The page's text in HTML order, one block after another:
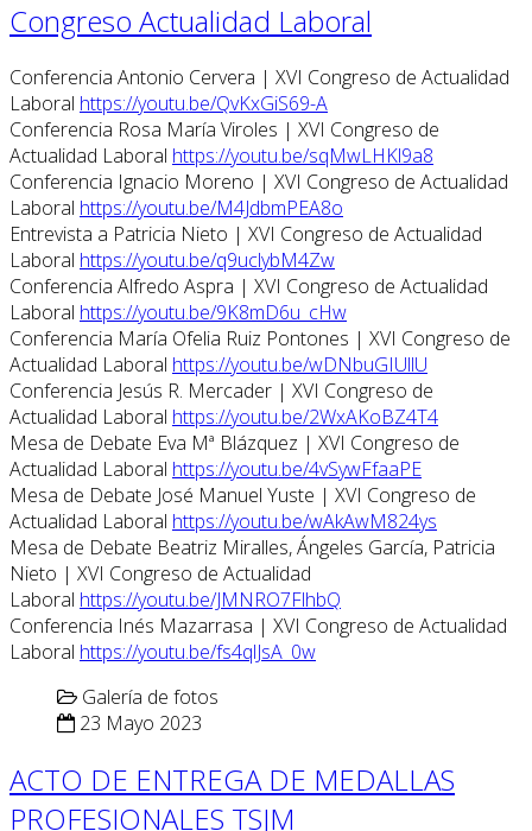
Congreso Actualidad Laboral
Conferencia Antonio Cervera | XVI Congreso de Actualidad
Laboral https://youtu.be/QvKxGiS69-A
Conferencia Rosa María Viroles | XVI Congreso de
Actualidad Laboral https://youtu.be/sqMwLHKl9a8
Conferencia Ignacio Moreno | XVI Congreso de Actualidad
Laboral https://youtu.be/M4JdbmPEA8o
Entrevista a Patricia Nieto | XVI Congreso de Actualidad
Laboral https://youtu.be/q9uclybM4Zw
Conferencia Alfredo Aspra | XVI Congreso de Actualidad
Laboral https://youtu.be/9K8mD6u_cHw
Conferencia María Ofelia Ruiz Pontones | XVI Congreso de
Actualidad Laboral https://youtu.be/wDNbuGIUllU
Conferencia Jesús R. Mercader | XVI Congreso de
Actualidad Laboral https://youtu.be/2WxAKoBZ4T4
Mesa de Debate Eva Mª Blázquez | XVI Congreso de
Actualidad Laboral https://youtu.be/4vSywFfaaPE
Mesa de Debate José Manuel Yuste | XVI Congreso de
Actualidad Laboral https://youtu.be/wAkAwM824ys
Mesa de Debate Beatriz Miralles, Ángeles García, Patricia
Nieto | XVI Congreso de Actualidad
Laboral https://youtu.be/JMNRO7FlhbQ
Conferencia Inés Mazarrasa | XVI Congreso de Actualidad
Laboral https://youtu.be/fs4qlJsA_0w
Galería de fotos
23 Mayo 2023
ACTO DE ENTREGA DE MEDALLAS
PROFESIONALES TSJM